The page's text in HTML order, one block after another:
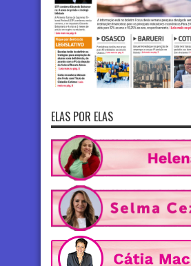
ELAS POR ELAS